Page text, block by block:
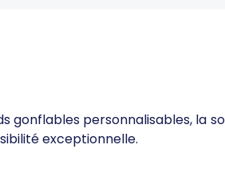
gonflables personnalisables, la
exceptionnelle.